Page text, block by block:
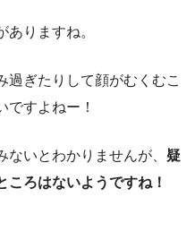
りますね。
過ぎたりして顔がむくむこ
ですよねー！
いとわかりませんが、 疑
ろはないようですね！